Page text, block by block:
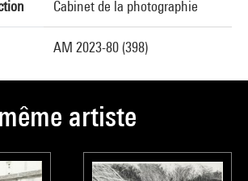
Cabinet de la photographie
AM 2023-80 (398)
artiste